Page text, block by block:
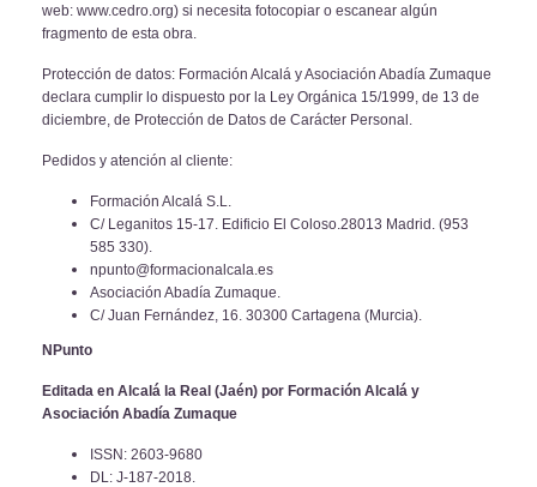
web: www.cedro.org) si necesita fotocopiar o escanear algún
fragmento de esta obra.
Protección de datos: Formación Alcalá y Asociación Abadía Zumaque
declara cumplir lo dispuesto por la Ley Orgánica 15/1999, de 13 de
diciembre, de Protección de Datos de Carácter Personal.
Pedidos y atención al cliente:
Formación Alcalá S.L.
C/ Leganitos 15-17. Edificio El Coloso. 28013 Madrid. (953
585 330).
npunto@formacionalcala.es
Asociación Abadía Zumaque.
C/ Juan Fernández, 16. 30300 Cartagena (Murcia).
NPunto
Editada en Alcalá la Real (Jaén) por Formación Alcalá y
Asociación Abadía Zumaque
ISSN: 2603-9680
DL: J-187-2018.